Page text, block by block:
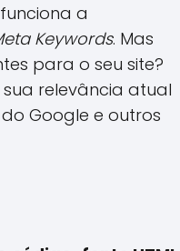
a
Keywords. Mas
para o seu site?
sua relevância atual
Google e outros